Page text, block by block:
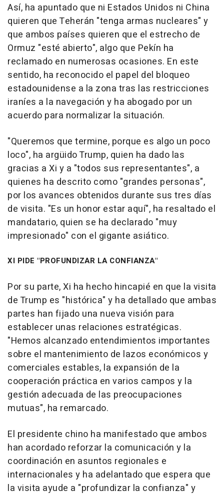
Así, ha apuntado que ni Estados Unidos ni China
quieren que Teherán "tenga armas nucleares" y
que ambos países quieren que el estrecho de
Ormuz "esté abierto", algo que Pekín ha
reclamado en numerosas ocasiones. En este
sentido, ha reconocido el papel del bloqueo
estadounidense a la zona tras las restricciones
iraníes a la navegación y ha abogado por un
acuerdo para normalizar la situación.
"Queremos que termine, porque es algo un poco
loco", ha argüido Trump, quien ha dado las
gracias a Xi y a "todos sus representantes", a
quienes ha descrito como "grandes personas",
por los avances obtenidos durante sus tres días
de visita. "Es un honor estar aquí", ha resaltado el
mandatario, quien se ha declarado "muy
impresionado" con el gigante asiático.
XI PIDE "PROFUNDIZAR LA CONFIANZA"
Por su parte, Xi ha hecho hincapié en que la visita
de Trump es "histórica" y ha detallado que ambas
partes han fijado una nueva visión para
establecer unas relaciones estratégicas.
"Hemos alcanzado entendimientos importantes
sobre el mantenimiento de lazos económicos y
comerciales estables, la expansión de la
cooperación práctica en varios campos y la
gestión adecuada de las preocupaciones
mutuas", ha remarcado.
El presidente chino ha manifestado que ambos
han acordado reforzar la comunicación y la
coordinación en asuntos regionales e
internacionales y ha adelantado que espera que
la visita ayude a "profundizar la confianza" y